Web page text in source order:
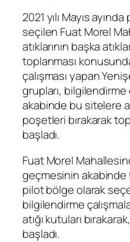
2021 yılı Mayıs
seçilen Fuat Morel
atıklarının başka
toplanması
çalışması yapan
grupları, bilgilendirme
akabinde bu sitelere
poşetleri bırakarak
başladı.
Fuat Morel
geçmesinin akabinde
pilot bölge olarak
bilgilendirme
atığı kutuları
başladı.